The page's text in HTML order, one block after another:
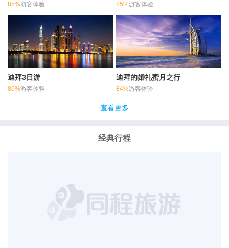
85%游客体验 85%游客体验
迪拜3日游
86%游客体验
迪拜的婚礼蜜月之行
84%游客体验
查看更多
经典行程